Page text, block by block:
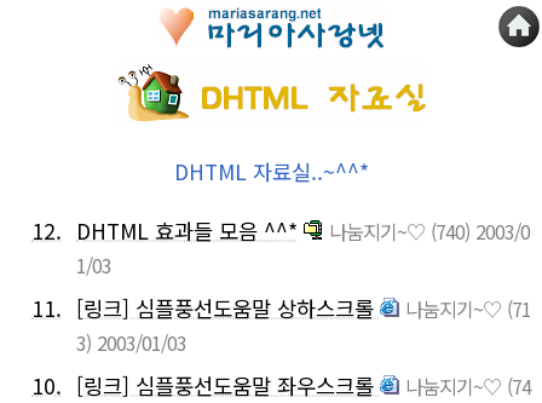
DHTML 자료실..~^^*
12. DHTML 효과들 모음 ^^* 나눔지기~♡ (740) 2003/0
1/03
11. [링크] 심플풍선도움말 상하스크롤 나눔지기~♡ (71
3) 2003/01/03
10. [링크] 심플풍선도움말 좌우스크롤 나눔지기~♡ (74